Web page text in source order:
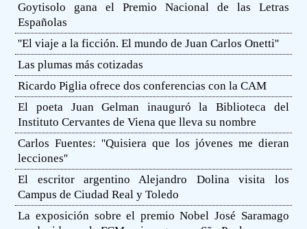
Goytisolo gana el Premio Nacional de las Letras
Españolas
''El viaje a la ficción. El mundo de Juan Carlos Onetti''
Las plumas más cotizadas
Ricardo Piglia ofrece dos conferencias con la CAM
El poeta Juan Gelman inauguró la Biblioteca del
Instituto Cervantes de Viena que lleva su nombre
Carlos Fuentes: ''Quisiera que los jóvenes me dieran
lecciones''
El escritor argentino Alejandro Dolina visita los
Campus de Ciudad Real y Toledo
La exposición sobre el premio Nobel José Saramago